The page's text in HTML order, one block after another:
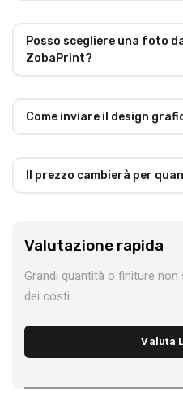
Posso scegliere una foto
ZobaPrint?
Come inviare il design
Il prezzo cambierà per
Valutazione rapida
Grandi quantità o finiture
dei costi.
Valuta